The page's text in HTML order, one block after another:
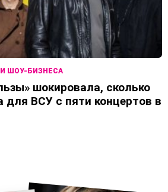
ШОУ-БИЗНЕСА
шокировала, сколько
для ВСУ с пяти концертов в